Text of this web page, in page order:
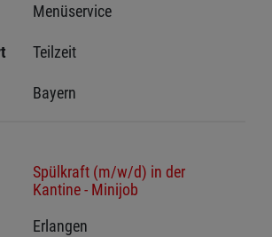
Menüservice
Teilzeit
Bayern
Spülkraft (m/w/d) in der
Kantine - Minijob
Erlangen